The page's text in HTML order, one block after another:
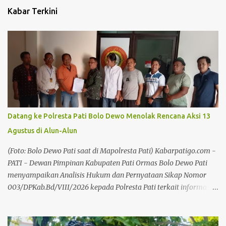
Kabar Terkini
Datang ke Polresta Pati Bolo Dewo Menolak Rencana Aksi 13
Agustus di Alun-Alun
(Foto: Bolo Dewo Pati saat di Mapolresta Pati) Kabarpatigo.com -
PATI - Dewan Pimpinan Kabupaten Pati Ormas Bolo Dewo Pati
menyampaikan Analisis Hukum dan Pernyataan Sikap Nomor
003/DPKab.Bd/VIII/2026 kepada Polresta Pati terkait informasi
tersebut diterima dengan baik oleh Kanitsosbud Intelkam